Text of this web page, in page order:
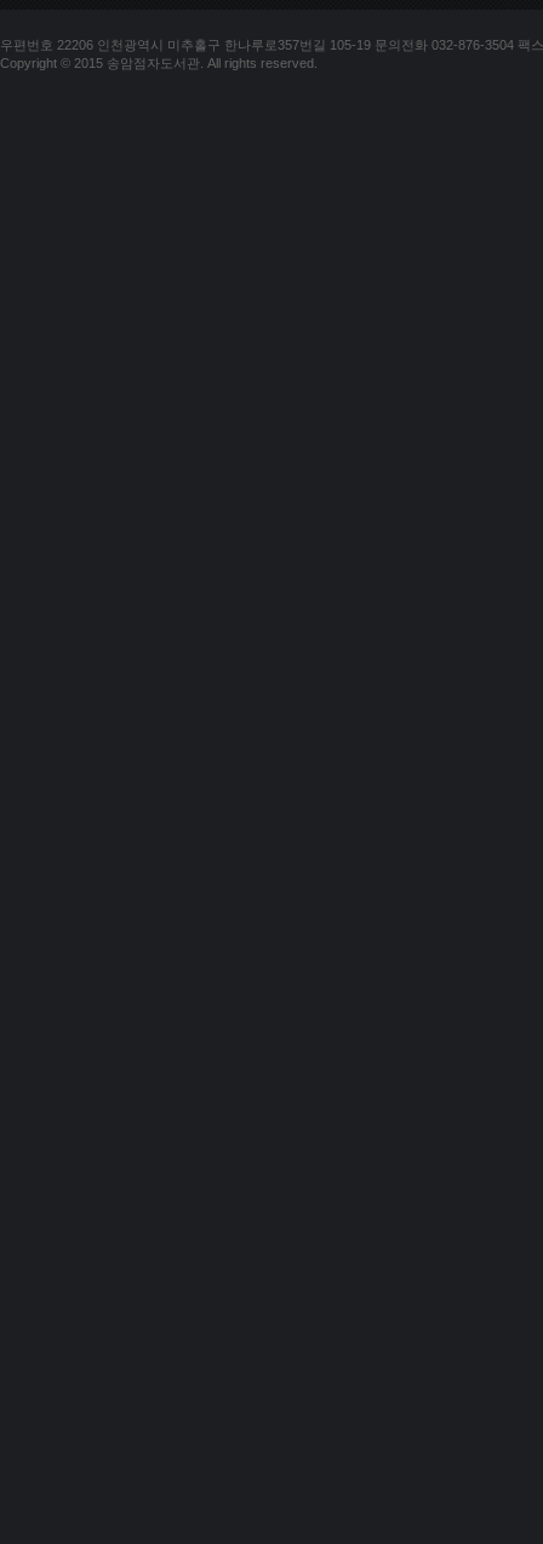
우편번호 22206 인천광역시 미추홀구 한나루로357번길 105-19 문의전화 032-876-3504 팩
Copyright © 2015 송암점자도서관. All rights reserved.